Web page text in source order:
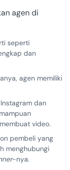
agen di
seperti
dan
agen memiliki
dan
video.
pembeli yang
menghubungi
-nya.